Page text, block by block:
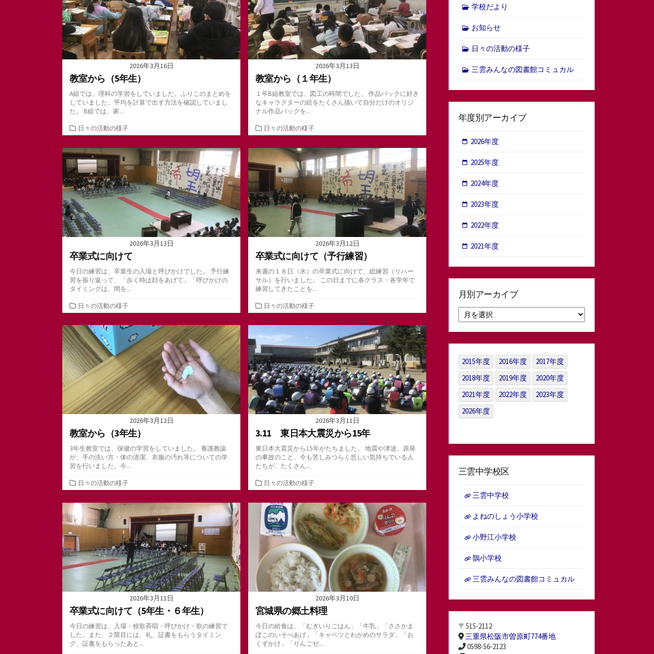
2026年3月16日
教室から（5年生）
A組では、理科の学習をしていました。ふりこのまとめを
していました。平均を計算で出す方法を確認していまし
た。 B組では、家...
カ
テ
ゴ
リ
ー
日々の活動の様子
2026年3月13日
教室から（１年生）
１年B組教室では、図工の時間でした。 作品バックに好き
なキャラクターの絵をたくさん描いて自分だけのオリジ
ナル作品バックを...
カ
テ
ゴ
ー
日々の活動の様子
2026年3月13日
卒業式に向けて
今日の練習は、卒業生の入場と呼びかけでした。 予行練
習を振り返って、「歩く時は顔をあげて」「呼びかけの
タイミングは、間を...
カ
テ
ゴ
リ
ー
日々の活動の様子
2026年3月12日
卒業式に向けて（予行練習）
来週の１８日（水）の卒業式に向けて、総練習（リハー
サル）を行いました。 この日までに各クラス・各学年で
練習してきたことを...
カ
テ
ゴ
リ
ー
日々の活動の様子
2026年3月12日
教室から（3年生）
3年生教室では、保健の学習をしていました。 養護教諭
が、手の洗い方・体の清潔、衣服の汚れ等についての学
習を行いました。今...
カ
テ
ゴ
ー
日々の活動の様子
2026年3月11日
3.11 東日本大震災から15年
東日本大震災から15年がたちました。 地震や津波、原発
の事故のこと、今も苦しみつらく悲しい気持ちでいる人
たちが、たくさん...
カ
テ
ゴ
リ
ー
日々の活動の様子
2026年3月11日
卒業式に向けて（5年生・６年生）
今日の練習は、入場・校歌斉唱・呼びかけ・歌の練習で
した。また、２限目には、礼、証書をもらうタイミン
グ、証書をもらったあと...
2026年3月10日
宮城県の郷土料理
今日の給食は、「むぎいりごはん」「牛乳」「ささかま
ぼこのいそべあげ」「キャベツとわかめのサラダ」「お
くずかけ」「りんごゼ...
学校だより
お知らせ
日々の活動の様子
三雲みんなの図書館コミュカル
年度別アーカイブ
2026年度
2025年度
2024年度
2023年度
2022年度
2021年度
月別アーカイブ
別
ア
ー
カ
イ
ブ
2015年度 2016年度
2017年度
2018年度
2019年度
2020年度
2021年度
2022年度
2023年度
2026年度
三雲中学校区
三雲中学校
よねのしょう小学校
小野江小学校
鵲小学校
三雲みんなの図書館コミュカル
〒515-2112
三重県松阪市曽原町774番地
0598-56-2123